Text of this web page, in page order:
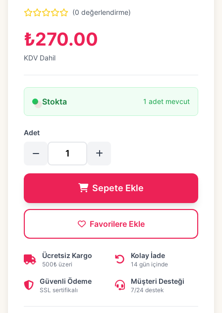
(0 değerlendirme)
₺270.00
KDV Dahil
Stokta 1 adet mevcut
Adet
Sepete Ekle
Favorilere Ekle
Ücretsiz Kargo
500₺ üzeri
Kolay İade
14 gün içinde
Güvenli Ödeme
SSL sertifikalı
Müşteri Desteği
7/24 destek